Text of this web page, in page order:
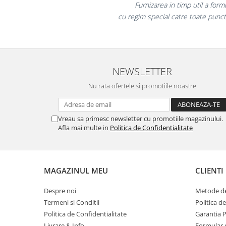
Tehnica si mobilier pentru birou
Folii laminare
Calculatoare de birou
Distrugatoare documente
Cosuri de gunoi pentru birou
Scaune, birouri si produse
colegii mei au fost
la fel si clientii
NEWSLETTER
Nu rata ofertele si promotiile noastre
Vreau sa primesc newsletter cu promotiile magazinului.
Afla mai multe in Politica de Confidentialitate
MAGAZINUL MEU
Despre noi
Termeni si Conditii
Politica de Confidentialitate
CLIENTI
Metode
Politica
Garantia